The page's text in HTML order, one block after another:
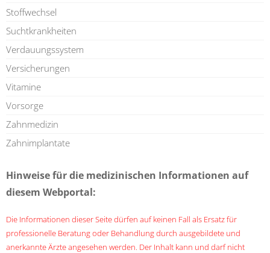
Stoffwechsel
Suchtkrankheiten
Verdauungssystem
Versicherungen
Vitamine
Vorsorge
Zahnmedizin
Zahnimplantate
Hinweise für die medizinischen Informationen auf
diesem Webportal:
Die Informationen dieser Seite dürfen auf keinen Fall als Ersatz für
professionelle Beratung oder Behandlung durch ausgebildete und
anerkannte Ärzte angesehen werden. Der Inhalt kann und darf nicht